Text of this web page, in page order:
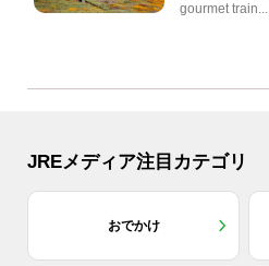
gourmet train...
JREメディア注目カテゴリ
おでかけ